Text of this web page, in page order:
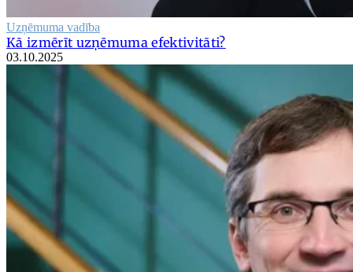
Uzņēmuma vadība
Kā izmērīt uzņēmuma efektivitāti?
03.10.2025